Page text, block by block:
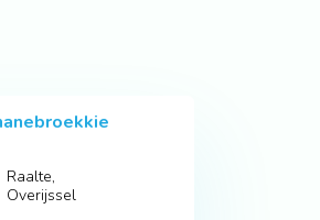
Raalte,
Overijssel